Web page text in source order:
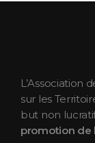
L’Association
sur les
but non
promotion de